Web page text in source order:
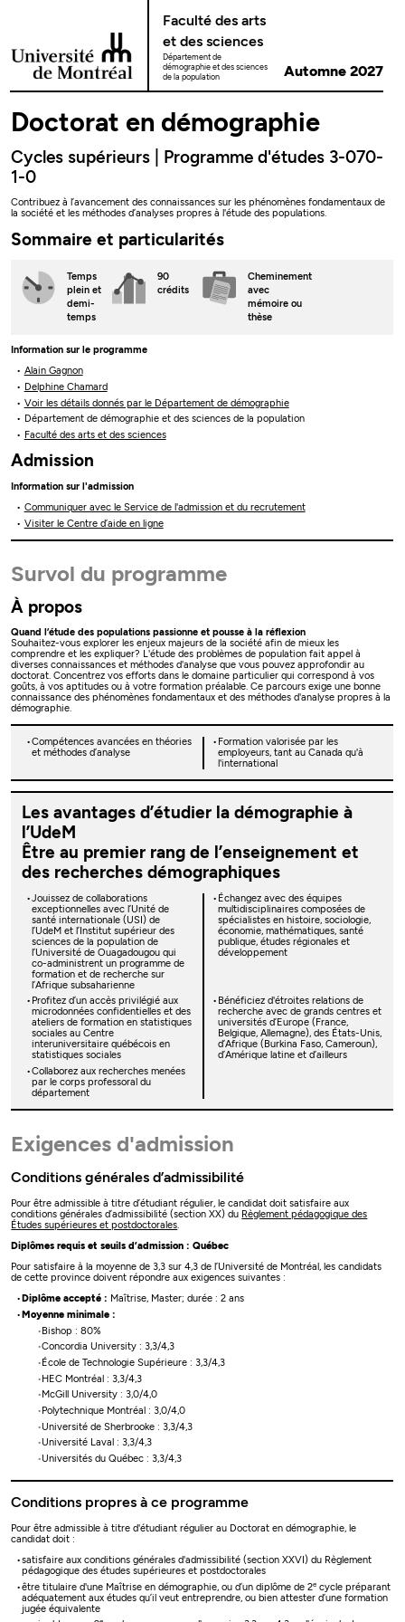
Faculté des arts
et des sciences
Département de
démographie et des sciences
de la population
Automne 2027
Doctorat en démographie
Cycles supérieurs | Programme d'études 3-070-
1-0
Contribuez à l’avancement des connaissances sur les phénomènes fondamentaux de
la société et les méthodes d’analyses propres à l'étude des populations.
Sommaire et particularités
Temps
plein et
demi-
temps
90
crédits
Cheminement
avec
mémoire ou
thèse
Information sur le programme
Alain Gagnon
Delphine Chamard
Voir les détails donnés par le Département de démographie
Département de démographie et des sciences de la population
Faculté des arts et des sciences
Admission
Information sur l'admission
Communiquer avec le Service de l'admission et du recrutement
Visiter le Centre d’aide en ligne
Survol du programme
À propos
Quand l’étude des populations passionne et pousse à la réflexion
Souhaitez-vous explorer les enjeux majeurs de la société afin de mieux les
comprendre et les expliquer? L'étude des problèmes de population fait appel à
diverses connaissances et méthodes d'analyse que vous pouvez approfondir au
doctorat. Concentrez vos efforts dans le domaine particulier qui correspond à vos
goûts, à vos aptitudes ou à votre formation préalable. Ce parcours exige une bonne
connaissance des phénomènes fondamentaux et des méthodes d'analyse propres à la
démographie.
Compétences avancées en théories
et méthodes d’analyse
Formation valorisée par les
employeurs, tant au Canada qu'à
l'international
Les avantages d’étudier la démographie à
l’UdeM
Être au premier rang de l’enseignement et
des recherches démographiques
Jouissez de collaborations
exceptionnelles avec l’Unité de
santé internationale (USI) de
l’UdeM et l’Institut supérieur des
sciences de la population de
l’Université de Ouagadougou qui
co-administrent un programme de
formation et de recherche sur
l’Afrique subsaharienne
Échangez avec des équipes
multidisciplinaires composées de
spécialistes en histoire, sociologie,
économie, mathématiques, santé
publique, études régionales et
développement
Profitez d’un accès privilégié aux
microdonnées confidentielles et des
ateliers de formation en statistiques
sociales au Centre
interuniversitaire québécois en
statistiques sociales
Bénéficiez d'étroites relations de
recherche avec de grands centres et
universités d’Europe (France,
Belgique, Allemagne), des États-Unis,
d’Afrique (Burkina Faso, Cameroun),
d’Amérique latine et d’ailleurs
Collaborez aux recherches menées
par le corps professoral du
département
Exigences d'admission
Conditions générales d’admissibilité
Pour être admissible à titre d’étudiant régulier, le candidat doit satisfaire aux
conditions générales d’admissibilité (section XX) du Règlement pédagogique des
Études supérieures et postdoctorales
Diplômes requis et seuils d’admission : Québec
Pour satisfaire à la moyenne de 3,3 sur 4,3 de l’Université de Montréal, les candidats
de cette province doivent répondre aux exigences suivantes :
Diplôme accepté : Maîtrise, Master; durée : 2 ans
Moyenne minimale :
Bishop : 80%
Concordia University : 3,3/4,3
École de Technologie Supérieure : 3,3/4,3
HEC Montréal : 3,3/4,3
McGill University : 3,0/4,0
Polytechnique Montréal : 3,0/4,0
Université de Sherbrooke : 3,3/4,3
Université Laval : 3,3/4,3
Universités du Québec : 3,3/4,3
Conditions propres à ce programme
Pour être admissible à titre d'étudiant régulier au Doctorat en démographie, le
candidat doit :
satisfaire aux conditions générales d'admissibilité (section XXVI) du Règlement
pédagogique des études supérieures et postdoctorales
être titulaire d'une Maîtrise en démographie, ou d’un diplôme de 2ecycle préparant
adéquatement aux études qu’il veut entreprendre, ou bien attester d’une formation
jugée équivalente